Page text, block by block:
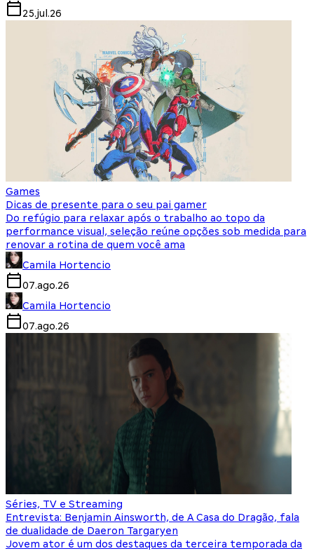
25.jul.26
Games
Dicas de presente para o seu pai gamer
Do refúgio para relaxar após o trabalho ao topo da
performance visual, seleção reúne opções sob medida para
renovar a rotina de quem você ama
Camila Hortencio
07.ago.26
Camila Hortencio
07.ago.26
Séries, TV e Streaming
Entrevista: Benjamin Ainsworth, de A Casa do Dragão, fala
de dualidade de Daeron Targaryen
Jovem ator é um dos destaques da terceira temporada da